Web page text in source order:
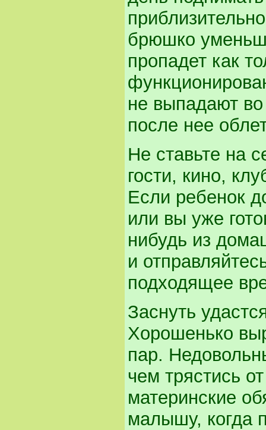
брюшко
пропадет как
не выпадают
после нее
Не ставьте на
гости, кино,
Если ребенок
или вы уже
нибудь из
и
подходящее
Заснуть
Хорошенько
пар.
чем трястись
материнские
малышу, когда